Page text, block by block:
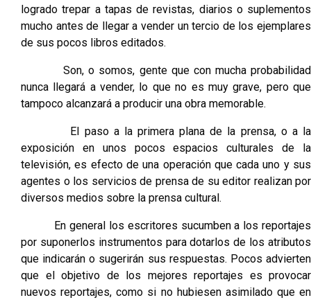
logrado trepar a tapas de revistas, diarios o suplementos
mucho antes de llegar a vender un tercio de los ejemplares
de sus pocos libros editados.
Son, o somos, gente que con mucha probabilidad
nunca llegará a vender, lo que no es muy grave, pero que
tampoco alcanzará a producir una obra memorable.
El paso a la primera plana de la prensa, o a la
exposición en unos pocos espacios culturales de la
televisión, es efecto de una operación que cada uno y sus
agentes o los servicios de prensa de su editor realizan por
diversos medios sobre la prensa cultural.
En general los escritores sucumben a los reportajes
por suponerlos instrumentos para dotarlos de los atributos
que indicarán o sugerirán sus respuestas. Pocos advierten
que el objetivo de los mejores reportajes es provocar
nuevos reportajes, como si no hubiesen asimilado que en